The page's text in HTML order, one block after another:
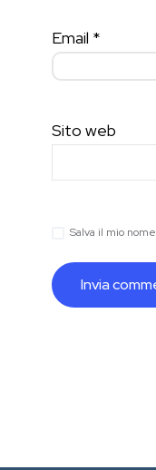
Email *
Sito web
Salva il mio